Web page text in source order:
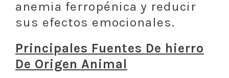
anemia ferropénica y reducir
sus efectos emocionales.
Principales Fuentes De hierro
De Origen Animal